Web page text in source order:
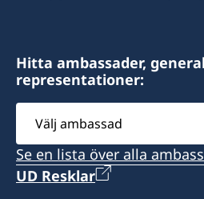
Hitta ambassader,
representationer:
Välj
ambassad
Se en lista över alla
UD Resklar